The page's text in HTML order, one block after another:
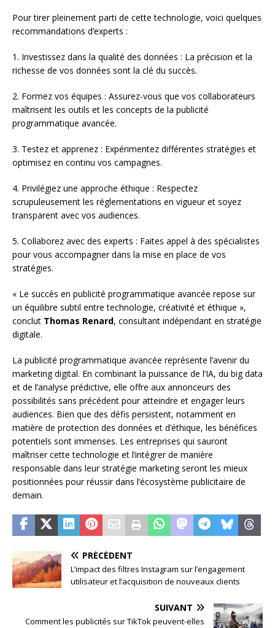
Pour tirer pleinement parti de cette technologie, voici quelques
recommandations d’experts :
1. Investissez dans la qualité des données : La précision et la
richesse de vos données sont la clé du succès.
2. Formez vos équipes : Assurez-vous que vos collaborateurs
maîtrisent les outils et les concepts de la publicité
programmatique avancée.
3. Testez et apprenez : Expérimentez différentes stratégies et
optimisez en continu vos campagnes.
4. Privilégiez une approche éthique : Respectez
scrupuleusement les réglementations en vigueur et soyez
transparent avec vos audiences.
5. Collaborez avec des experts : Faites appel à des spécialistes
pour vous accompagner dans la mise en place de vos
stratégies.
« Le succès en publicité programmatique avancée repose sur
un équilibre subtil entre technologie, créativité et éthique »,
conclut Thomas Renard, consultant indépendant en stratégie
digitale.
La publicité programmatique avancée représente l’avenir du
marketing digital. En combinant la puissance de l’IA, du big data
et de l’analyse prédictive, elle offre aux annonceurs des
possibilités sans précédent pour atteindre et engager leurs
audiences. Bien que des défis persistent, notamment en
matière de protection des données et d’éthique, les bénéfices
potentiels sont immenses. Les entreprises qui sauront
maîtriser cette technologie et l’intégrer de manière
responsable dans leur stratégie marketing seront les mieux
positionnées pour réussir dans l’écosystème publicitaire de
demain.
PRÉCÉDENT
L’impact des filtres Instagram sur l’engagement
utilisateur et l’acquisition de nouveaux clients
SUIVANT
Comment les publicités sur TikTok peuvent-elles